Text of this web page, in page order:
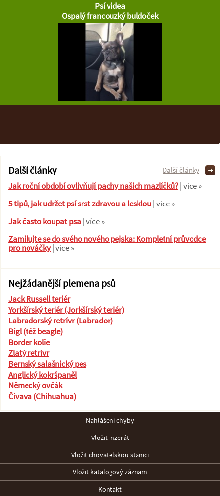
Psí videa
Ospalý francouzký buldoček
Další články
Jak roční období ovlivňují pachy našich mazlíčků?| více »
5 tipů, jak udržet psí srst zdravou a lesklou| více »
Jak často koupat psa| více »
Zamilujte se do svého nového pejska: Kompletní průvodce
pro nováčky| více »
Další články
Nejžádanější plemena psů
Jack Russell teriér
Yorkšírský teriér (Jorkšírský teriér)
Labradorský retrívr (Labrador)
Bígl (též beagle)
Border kolie
Zlatý retrívr
Bernský salašnický pes
Anglický kokršpaněl
Německý ovčák
Čivava (Chihuahua)
Nahlášení chyby
Vložit inzerát
Vložit chovatelskou stanici
Vložit katalogový záznam
Kontakt